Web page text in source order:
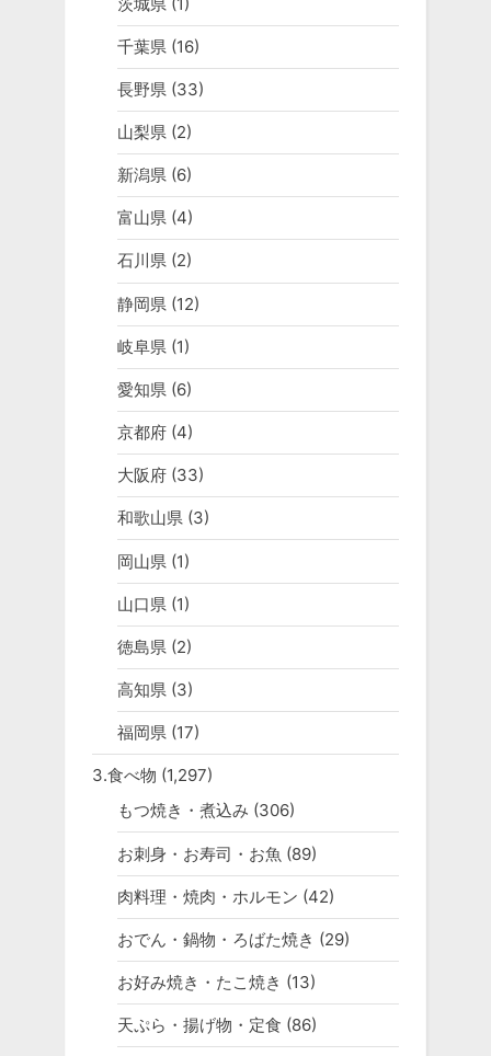
千葉県 (16)
長野県(33)
山梨県(2)
新潟県(6)
富山県(4)
石川県(2)
静岡県 (12)
岐阜県 (1)
愛知県(6)
京都府(4)
大阪府(33)
和歌山県(3)
岡山県 (1)
山口県 (1)
徳島県(2)
高知県(3)
福岡県(17)
3.食べ物 (1,297)
もつ焼き・煮込み (306)
お刺身・お寿司・お魚 (89)
肉料理・焼肉・ホルモン (42)
おでん・鍋物・ろばた焼き (29)
お好み焼き・たこ焼き (13)
天ぷら・揚げ物・定食 (86)